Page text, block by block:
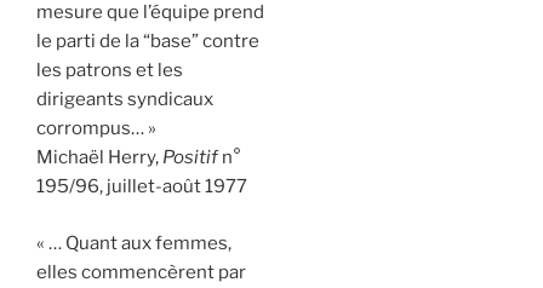
mesure que l’équipe prend
le parti de la “base” contre
les patrons et les
dirigeants syndicaux
corrompus… »
Michaël Herry, Positifn°
195/96, juillet-août 1977
« … Quant aux femmes,
elles commencèrent par